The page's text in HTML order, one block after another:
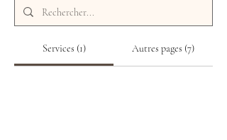
Services (1) Autres pages (7)